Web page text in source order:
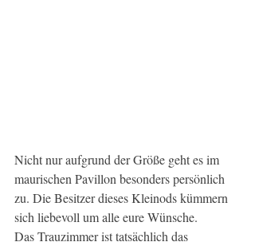
Nicht nur aufgrund der Größe geht es im
maurischen Pavillon besonders persönlich
zu. Die Besitzer dieses Kleinods kümmern
sich liebevoll um alle eure Wünsche.
Das Trauzimmer ist tatsächlich das